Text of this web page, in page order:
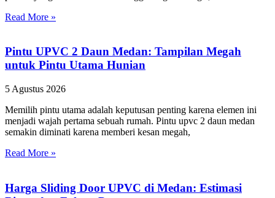
Read More »
Pintu UPVC 2 Daun Medan: Tampilan Megah
untuk Pintu Utama Hunian
5 Agustus 2026
Memilih pintu utama adalah keputusan penting karena elemen ini
menjadi wajah pertama sebuah rumah. Pintu upvc 2 daun medan
semakin diminati karena memberi kesan megah,
Read More »
Harga Sliding Door UPVC di Medan: Estimasi